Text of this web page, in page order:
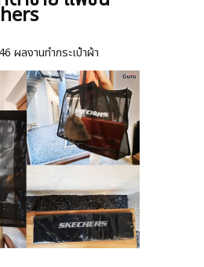
ผลงานทำกระเป๋าผ้า